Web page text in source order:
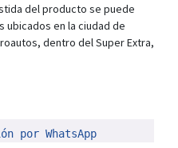
del producto se puede
ubicados en la ciudad de
dentro del Super Extra,
por WhatsApp